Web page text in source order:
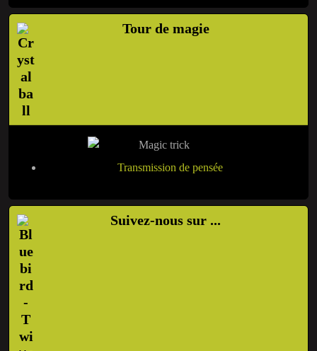
Tour de magie
Transmission de pensée
Suivez-nous sur ...